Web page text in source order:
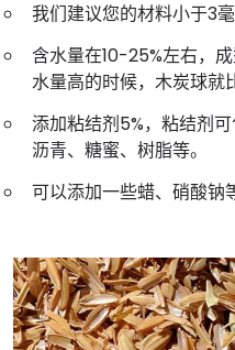
我们建议您的材料小于3
含水量在10-25%左右，
水量高的时候，木炭球就
添加粘结剂5%，粘结剂
沥青、糖蜜、树脂等。
可以添加一些蜡、硝酸钠